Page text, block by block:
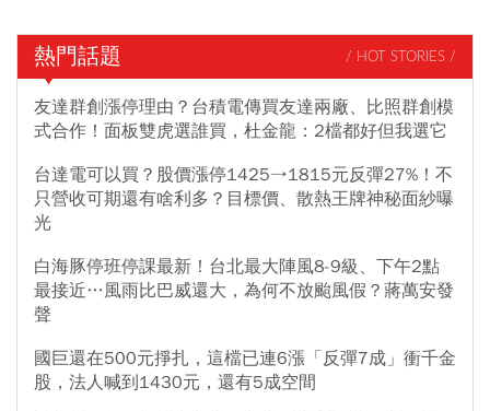
熱門話題 / HOT STORIES /
友達群創漲停理由？台積電傳買友達兩廠、比照群創模
式合作！面板雙虎選誰買，杜金龍：2檔都好但我選它
台達電可以買？股價漲停1425→1815元反彈27%！不
只營收可期還有啥利多？目標價、散熱王牌神秘面紗曝
光
白海豚停班停課最新！台北最大陣風8-9級、下午2點
最接近…風雨比巴威還大，為何不放颱風假？蔣萬安發
聲
國巨還在500元掙扎，這檔已連6漲「反彈7成」衝千金
股，法人喊到1430元，還有5成空間